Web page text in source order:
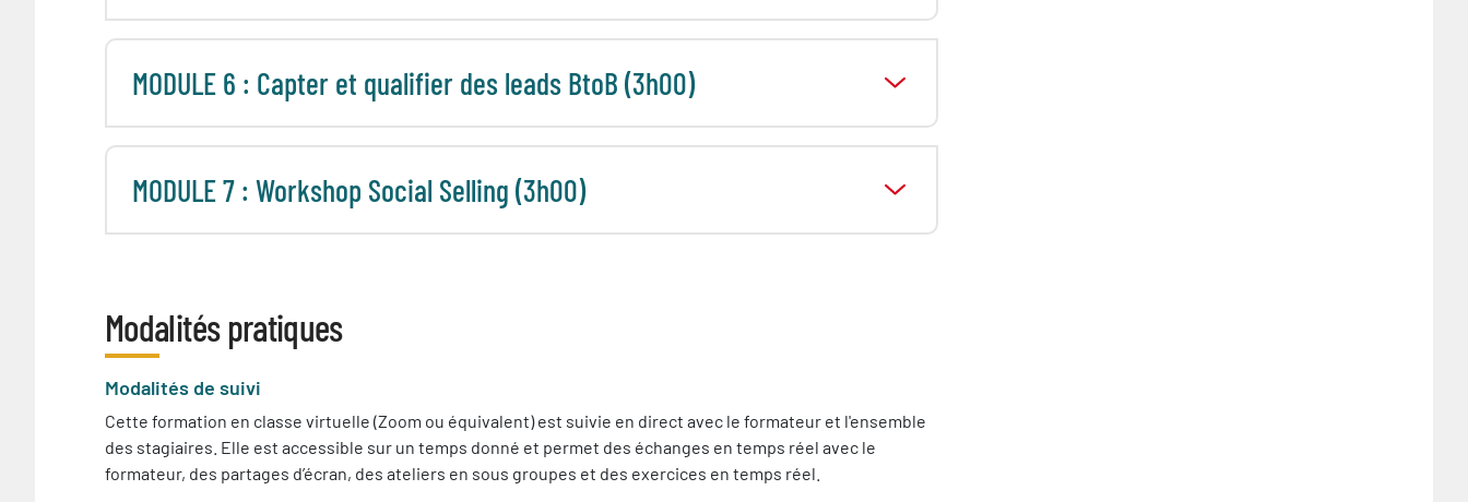
MODULE 6 : Capter et qualifier des leads BtoB (3h00)
MODULE 7 : Workshop Social Selling (3h00)
Modalités pratiques
Modalités de suivi
Cette formation en classe virtuelle (Zoom ou équivalent) est suivie en direct avec le formateur et l'ensemble
des stagiaires. Elle est accessible sur un temps donné et permet des échanges en temps réel avec le
formateur, des partages d’écran, des ateliers en sous groupes et des exercices en temps réel.